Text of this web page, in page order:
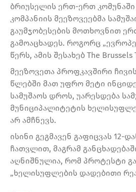
ბრიუსელის ერთ-ერთ
კომპანიის მეეზოვეებმა
გაუმჯობესების მოთხოვნით
გამოაცხადეს. როგორც
წერს, ამის შესახებ The Brussels
მეეზოვეთა პროფკავშირი
წლებში მათ უფრო მეტი
სამუშაოს დროს, უარესდება
მუნიციპალიტეტის
არ ამჩნევს.
ისინი გეგმავენ გაფიცვას 12-
ჩათვლით, მაგრამ
აღნიშნულია, რომ პროტესტი
„ხელისუფლების დადებითი